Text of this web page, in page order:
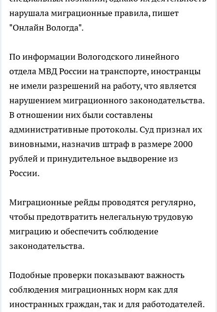
нарушала миграционные правила, пишет
"Онлайн Вологда".
По информации Вологодского линейного
отдела МВД России на транспорте, иностранцы
не имели разрешений на работу, что является
нарушением миграционного законодательства.
В отношении них были составлены
административные протоколы. Суд признал их
виновными, назначив штраф в размере 2000
рублей и принудительное выдворение из
России.
Миграционные рейды проводятся регулярно,
чтобы предотвратить нелегальную трудовую
миграцию и обеспечить соблюдение
законодательства.
Подобные проверки показывают важность
соблюдения миграционных норм как для
иностранных граждан, так и для работодателей.